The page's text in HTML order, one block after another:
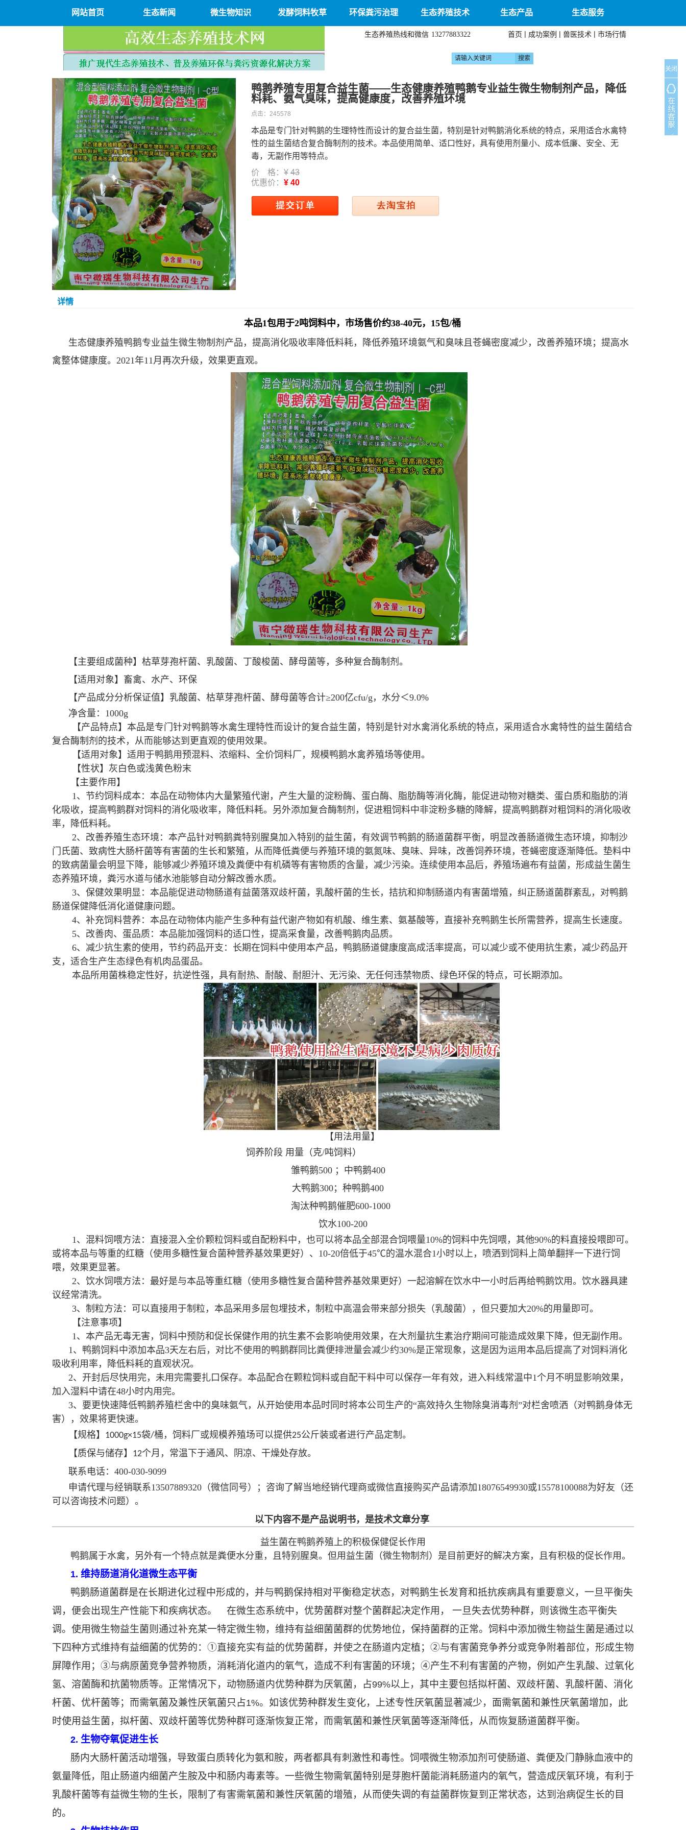
网站首页 生态新闻 微生物知识 发酵饲料牧草 环保粪污治理 生态养殖技术 生态产品 生态服务
首页 | 成功案例 | 兽医技术 | 市场行情
生态养殖热线和微信 13277883322
鸭鹅养殖专用复合益生菌——生态健康养殖鸭鹅专业益生微生物制剂产品，降低
料耗、氨气臭味，提高健康度，改善养殖环境
点击： 245578
本品是专门针对鸭鹅的生理特性而设计的复合益生菌，特别是针对鸭鹅消化系统的特点，采用适合水禽特
性的益生菌结合复合酶制剂的技术。本品使用简单、适口性好，具有使用剂量小、成本低廉、安全、无
毒，无副作用等特点。
价 格：¥ 43
优惠价： ¥ 40
详情
本品1包用于2吨饲料中，市场售价约38-40元，15包/桶
生态健康养殖鸭鹅专业益生微生物制剂产品，提高消化吸收率降低料耗，降低养殖环境氨气和臭味且苍蝇密度减少，改善养殖环境；提高水
禽整体健康度。2021年11月再次升级，效果更直观。
【主要组成菌种】枯草芽孢杆菌、乳酸菌、丁酸梭菌、酵母菌等，多种复合酶制剂。
【适用对象】畜禽、水产、环保
【产品成分分析保证值】乳酸菌、枯草芽孢杆菌、酵母菌等合计≥200亿cfu/g，水分＜9.0%
净含量：1000g
【产品特点】本品是专门针对鸭鹅等水禽生理特性而设计的复合益生菌，特别是针对水禽消化系统的特点，采用适合水禽特性的益生菌结合
复合酶制剂的技术，从而能够达到更直观的使用效果。
【适用对象】适用于鸭鹅用预混料、浓缩料、全价饲料厂，规模鸭鹅水禽养殖场等使用。
【性状】灰白色或浅黄色粉末
【主要作用】
1、节约饲料成本：本品在动物体内大量繁殖代谢，产生大量的淀粉酶、蛋白酶、脂肪酶等消化酶，能促进动物对糖类、蛋白质和脂肪的消
化吸收，提高鸭鹅群对饲料的消化吸收率，降低料耗。另外添加复合酶制剂，促进粗饲料中非淀粉多糖的降解，提高鸭鹅群对粗饲料的消化吸收
率，降低料耗。
2、改善养殖生态环境：本产品针对鸭鹅粪特别腥臭加入特别的益生菌，有效调节鸭鹅的肠道菌群平衡，明显改善肠道微生态环境，抑制沙
门氏菌、致病性大肠杆菌等有害菌的生长和繁殖，从而降低粪便与养殖环境的氨氮味、臭味、异味，改善饲养环境，苍蝇密度逐渐降低。垫料中
的致病菌量会明显下降，能够减少养殖环境及粪便中有机磷等有害物质的含量，减少污染。连续使用本品后，养殖场遍布有益菌，形成益生菌生
态养殖环境，粪污水道与储水池能够自动分解改善水质。
3、保健效果明显：本品能促进动物肠道有益菌落双歧杆菌，乳酸杆菌的生长，拮抗和抑制肠道内有害菌增殖，纠正肠道菌群紊乱，对鸭鹅
肠道保健降低消化道健康问题。
4、补充饲料营养：本品在动物体内能产生多种有益代谢产物如有机酸、维生素、氨基酸等，直接补充鸭鹅生长所需营养，提高生长速度。
5、改善肉、蛋品质：本品能加强饲料的适口性，提高采食量，改善鸭鹅肉品质。
6、减少抗生素的使用，节约药品开支：长期在饲料中使用本产品，鸭鹅肠道健康度高成活率提高，可以减少或不使用抗生素，减少药品开
支，适合生产生态绿色有机肉品蛋品。
本品所用菌株稳定性好，抗逆性强，具有耐热、耐酸、耐胆汁、无污染、无任何违禁物质、绿色环保的特点，可长期添加。
【用法用量】
饲养阶段 用量（克/吨饲料）
雏鸭鹅500 ； 中鸭鹅400
大鸭鹅300； 种鸭鹅400
淘汰种鸭鹅催肥600-1000
饮水100-200
1、混料饲喂方法：直接混入全价颗粒饲料或自配粉料中，也可以将本品全部混合饲喂量10%的饲料中先饲喂，其他90%的料直接投喂即可。
或将本品与等重的红糖（使用多糖性复合菌种营养基效果更好）、10-20倍低于45℃的温水混合1小时以上，喷洒到饲料上简单翻拌一下进行饲
喂，效果更显著。
2、饮水饲喂方法：最好是与本品等重红糖（使用多糖性复合菌种营养基效果更好）一起溶解在饮水中一小时后再给鸭鹅饮用。饮水器具建
议经常清洗。
3、制粒方法：可以直接用于制粒，本品采用多层包埋技术，制粒中高温会带来部分损失（乳酸菌），但只要加大20%的用量即可。
【注意事项】
1、本产品无毒无害，饲料中预防和促长保健作用的抗生素不会影响使用效果，在大剂量抗生素治疗期间可能造成效果下降，但无副作用。
1、 鸭鹅饲料中添加本品3天左右后，对比不使用的鸭鹅群同比粪便排泄量会减少约30%是正常现象，这是因为运用本品后提高了对饲料消化
吸收利用率，降低料耗的直观状况。
2、 开封后尽快用完，未用完需要扎口保存。本品配合在颗粒饲料或自配干料中可以保存一年有效，进入料线常温中1个月不明显影响效果，
加入湿料中请在48小时内用完。
3、 要更快速降低鸭鹅养殖栏舍中的臭味氨气，从开始使用本品时同时将本公司生产的“高效持久生物除臭消毒剂”对栏舍喷洒（对鸭鹅身体无
害），效果将更快速。
【规格】 1000g×15袋/桶，饲料厂或规模养殖场可以提供25公斤装或者进行产品定制。
【质保与储存】 12个月，常温下于通风、阴凉、干燥处存放。
联系电话： 400-030-9099
申请代理与经销联系13507889320 （微信同号）；咨询了解当地经销代理商或微信直接购买产品请添加 18076549930或15578100088为好友（还
可以咨询技术问题）。
以下内容不是产品说明书，是技术文章分享
益生菌在鸭鹅养殖上的积极保健促长作用
鸭鹅属于水禽，另外有一个特点就是粪便水分重，且特别腥臭。但用益生菌（微生物制剂）是目前更好的解决方案，且有积极的促长作用。
1. 维持肠道消化道微生态平衡
鸭鹅肠道菌群是在长期进化过程中形成的，并与鸭鹅保持相对平衡稳定状态，对鸭鹅生长发育和抵抗疾病具有重要意义，一旦平衡失
调，便会出现生产性能下和疾病状态。 在微生态系统中，优势菌群对整个菌群起决定作用，
一旦失去优势种群，则该微生态平衡失
调。使用微生物益生菌则通过补充某一特定微生物，维持有益细菌菌群的优势地位，保持菌群的正常。饲料中添加微生物益生菌是通过以
下四种方式维持有益细菌的优势的：①直接充实有益的优势菌群，并使之在肠道内定植；②与有害菌竞争养分或竞争附着部位，形成生物
屏障作用；③与病原菌竞争营养物质，消耗消化道内的氧气，造成不利有害菌的环境；④产生不利有害菌的产物，例如产生乳酸、过氧化
氢、溶菌酶和抗菌物质等。正常情况下，动物肠道内优势种群为厌氧菌，占99%以上，其中主要包括拟杆菌、双歧杆菌、乳酸杆菌、消化
杆菌、优杆菌等；而需氧菌及兼性厌氧菌只占1%。如该优势种群发生变化，上述专性厌氧菌显著减少，面需氧菌和兼性厌氧菌增加，此
时使用益生菌，拟杆菌、双歧杆菌等优势种群可逐渐恢复正常，而需氧菌和兼性厌氧菌等逐渐降低，从而恢复肠道菌群平衡。
2. 生物夺氧促进生长
肠内大肠杆菌活动增强，导致蛋白质转化为氨和胺，两者都具有刺激性和毒性。饲喂微生物添加剂可使肠道、粪便及门静脉血液中的
氨量降低，阻止肠道内细菌产生胺及中和肠内毒素等。一些微生物需氧菌特别是芽胞杆菌能消耗肠道内的氧气，营造成厌氧环境，有利于
乳酸杆菌等有益微生物的生长，限制了有害需氧菌和兼性厌氧菌的增殖，从而使失调的有益菌群恢复到正常状态，达到治病促生长的目
的。
关闭